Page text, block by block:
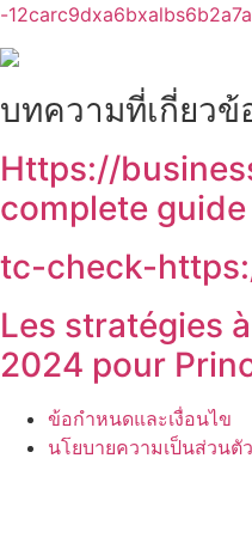
-
บทความที่เกี่ยวข้
Https://
complete guide
tc-check-
Les stratégies
2024 pour
ข้อกำหนดและเงื่อนไข
นโยบายความเป็นส่วนตัว